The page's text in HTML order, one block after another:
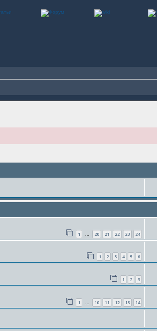
1 … 20 21 22 23 24
1 2 3 4 5 6
1 2 3
1 … 10 11 12 13 14